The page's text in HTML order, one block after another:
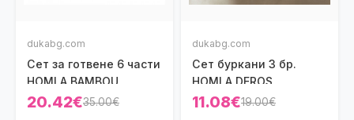
dukabg.com
Сет за готвене 6 части
HOMLA BAMBOU
20.42€35.00€
dukabg.com
Сет буркани 3 бр.
HOMLA DEROS
11.08€19.00€